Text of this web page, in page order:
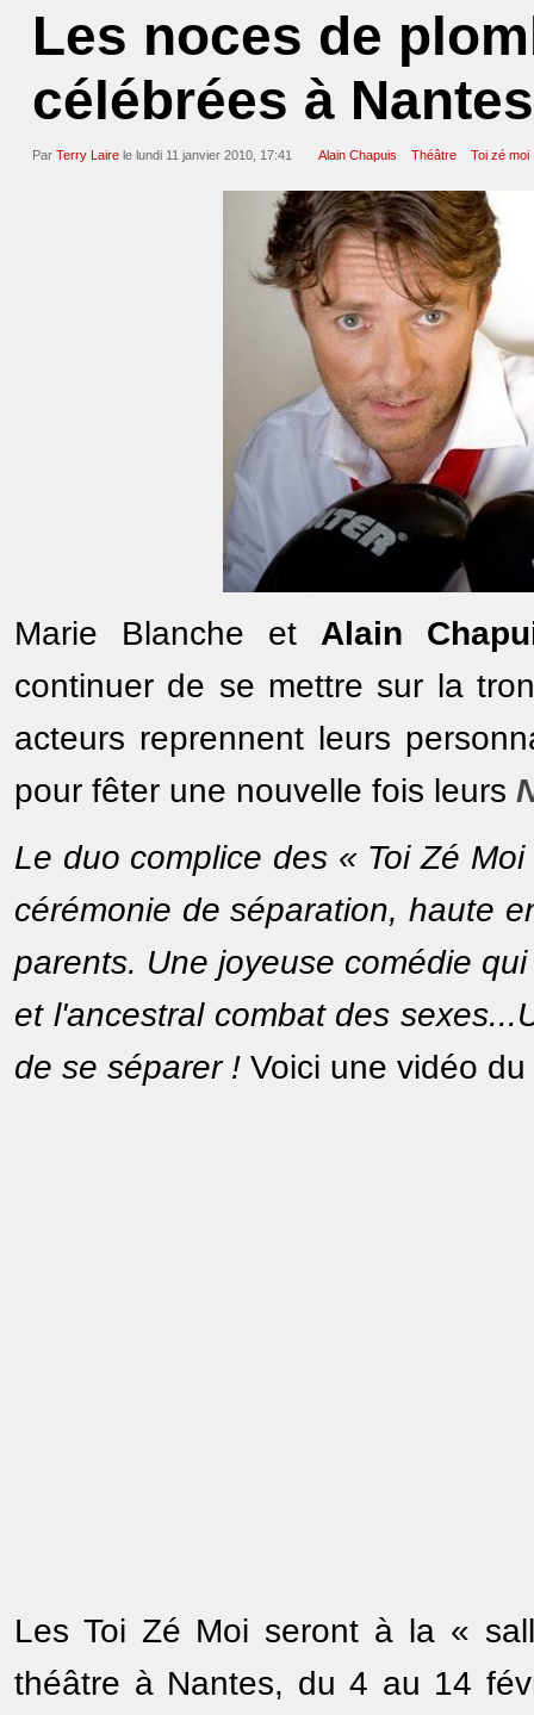
Les noces de
célébrées à
Par Terry Laire le lundi 11 janvier 2010, 17:41 Alain Chapuis Théâtre Toi zé moi
Marie Blanche et Alain
continuer de se mettre sur la
acteurs reprennent leurs
pour fêter une nouvelle fois leurs
Le duo complice des « Toi Zé
cérémonie de séparation, haute
parents. Une joyeuse comédie
et l'ancestral combat des
de se séparer ! Voici une vidéo
Les Toi Zé Moi seront à la «
théâtre à Nantes, du 4 au 14